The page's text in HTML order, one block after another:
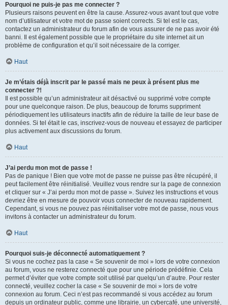
Pourquoi ne puis-je pas me connecter ?
Plusieurs raisons peuvent en être la cause. Assurez-vous avant tout que votre
nom d’utilisateur et votre mot de passe soient corrects. Si tel est le cas,
contactez un administrateur du forum afin de vous assurer de ne pas avoir été
banni. Il est également possible que le propriétaire du site internet ait un
problème de configuration et qu’il soit nécessaire de la corriger.
Haut
Je m’étais déjà inscrit par le passé mais ne peux à présent plus me
connecter ?!
Il est possible qu’un administrateur ait désactivé ou supprimé votre compte
pour une quelconque raison. De plus, beaucoup de forums suppriment
périodiquement les utilisateurs inactifs afin de réduire la taille de leur base de
données. Si tel était le cas, inscrivez-vous de nouveau et essayez de participer
plus activement aux discussions du forum.
Haut
J’ai perdu mon mot de passe !
Pas de panique ! Bien que votre mot de passe ne puisse pas être récupéré, il
peut facilement être réinitialisé. Veuillez vous rendre sur la page de connexion
et cliquer sur « J’ai perdu mon mot de passe ». Suivez les instructions et vous
devriez être en mesure de pouvoir vous connecter de nouveau rapidement.
Cependant, si vous ne pouvez pas réinitialiser votre mot de passe, nous vous
invitons à contacter un administrateur du forum.
Haut
Pourquoi suis-je déconnecté automatiquement ?
Si vous ne cochez pas la case « Se souvenir de moi » lors de votre connexion
au forum, vous ne resterez connecté que pour une période prédéfinie. Cela
permet d’éviter que votre compte soit utilisé par quelqu’un d’autre. Pour rester
connecté, veuillez cocher la case « Se souvenir de moi » lors de votre
connexion au forum. Ceci n’est pas recommandé si vous accédez au forum
depuis un ordinateur public, comme une librairie, un cybercafé, une université,